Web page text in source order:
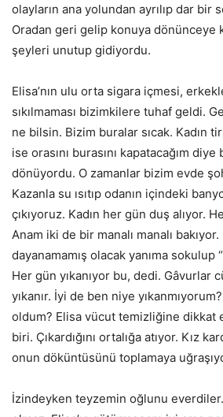
olayların ana yolundan ayrılıp dar bir
Oradan geri gelip konuya dönünceye
şeyleri unutup gidiyordu.
Elisa’nın ulu orta sigara içmesi,
sıkılmaması bizimkilere tuhaf geldi.
ne bilsin. Bizim buralar sıcak. Kadın
ise orasını burasını kapatacağım diye
dönüyordu. O zamanlar bizim evde
Kazanla su ısıtıp odanın içindeki
çıkıyoruz. Kadın her gün duş alıyor.
Anam iki de bir manalı manalı
dayanamamış olacak yanıma sokulup
Her gün yıkanıyor bu, dedi. Gâvurlar
yıkanır. İyi de ben niye
oldum? Elisa vücut temizliğine dikkat
biri. Çıkardığını ortalığa atıyor. Kız
onun döküntüsünü toplamaya
İzindeyken teyzemin oğlunu